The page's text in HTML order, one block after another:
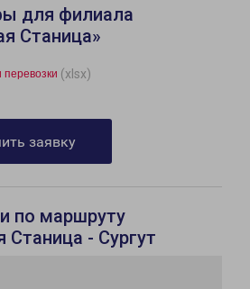
для филиала
Станица»
(xlsx)
заявку
по маршруту
Станица - Сургут